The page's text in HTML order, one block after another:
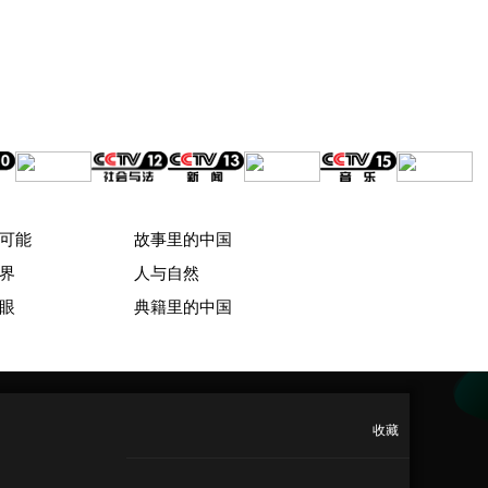
能
故事里的中国
人与自然
典籍里的中国
收藏